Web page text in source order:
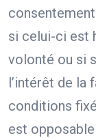
si celui-ci est
volonté ou si
l’intérêt de la
conditions
est